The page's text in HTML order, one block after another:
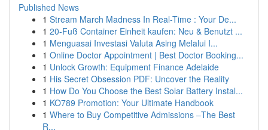
Published News
1 Stream March Madness In Real-Time : Your De...
1 20-Fuß Container Einheit kaufen: Neu & Benutzt ...
1 Menguasai Investasi Valuta Asing Melalui I...
1 Online Doctor Appointment | Best Doctor Booking...
1 Unlock Growth: Equipment Finance Adelaide
1 His Secret Obsession PDF: Uncover the Reality
1 How Do You Choose the Best Solar Battery Instal...
1 KO789 Promotion: Your Ultimate Handbook
1 Where to Buy Competitive Admissions –The Best
R...